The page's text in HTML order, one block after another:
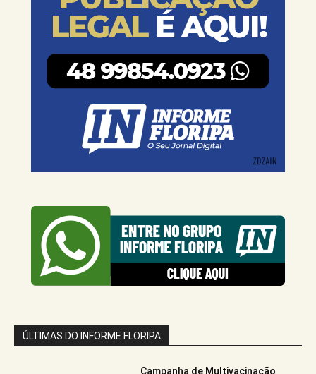
ÚLTIMAS DO INFORME FLORIPA
Campanha de Multivacinação